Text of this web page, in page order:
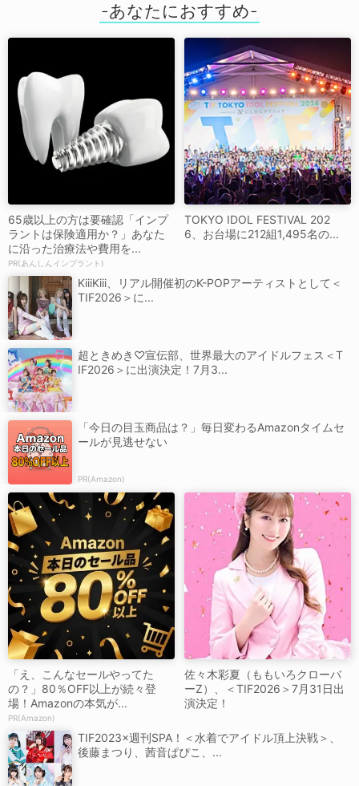
65歳以上の方は要確認「インプ
ラントは保険適用か？」あなた
に沿った治療法や費用を...
PR(あんしんインプラント)
TOKYO IDOL FESTIVAL 202
6、お台場に212組1,495名の...
KiiiKiii、リアル開催初のK-POPアーティストとして＜
TIF2026＞に...
超ときめき♡宣伝部、世界最大のアイドルフェス＜T
IF2026＞に出演決定！7月3...
「今日の目玉商品は？」毎日変わるAmazonタイムセ
ールが見逃せない
PR(Amazon)
「え、こんなセールやってた
の？」80％OFF以上が続々登
場！Amazonの本気が...
PR(Amazon)
佐々木彩夏（ももいろクローバ
ーZ）、＜TIF2026＞7月31日出
演決定！
TIF2023×週刊SPA！＜水着でアイドル頂上決戦＞、
後藤まつり、茜音ぱぴこ、...